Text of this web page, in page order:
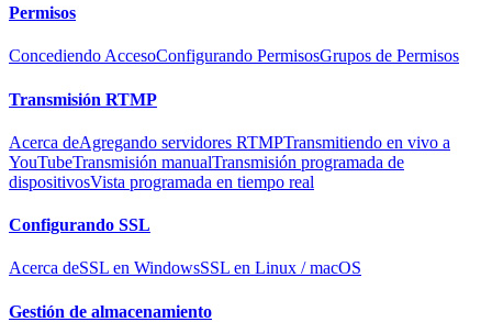
Permisos
Concediendo AccesoConfigurando PermisosGrupos de Permisos
Transmisión RTMP
Acerca deAgregando servidores RTMPTransmitiendo en vivo a
YouTubeTransmisión manualTransmisión programada de
dispositivosVista programada en tiempo real
Configurando SSL
Acerca deSSL en WindowsSSL en Linux / macOS
Gestión de almacenamiento